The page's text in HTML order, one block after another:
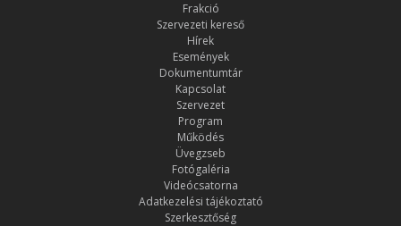
Frakció
Szervezeti kereső
Hírek
Események
Dokumentumtár
Kapcsolat
Szervezet
Program
Működés
Üvegzseb
Fotógaléria
Videócsatorna
Adatkezelési tájékoztató
Szerkesztőség